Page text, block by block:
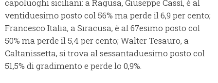
capoluoghi siciliani: a Ragusa, Giuseppe Cassì, è al
ventiduesimo posto col 56% ma perde il 6,9 per cento;
Francesco Italia, a Siracusa, è al 67esimo posto col
50% ma perde il 5,4 per cento; Walter Tesauro, a
Caltanissetta, si trova al sessantaduesimo posto col
51,5% di gradimento e perde lo 0,9%.